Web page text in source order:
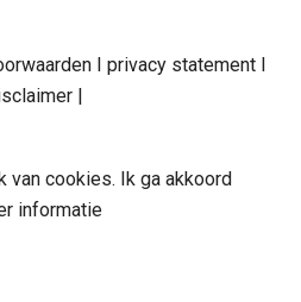
I privacy statement I
|
van cookies. Ik ga akkoord
informatie